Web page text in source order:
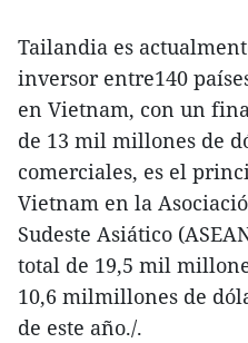
Tailandia es
inversor entre140
en Vietnam, con un
de 13 mil millones de
comerciales, es el
Vietnam en la
Sudeste Asiático
total de 19,5 mil
10,6 milmillones de
de este año./.